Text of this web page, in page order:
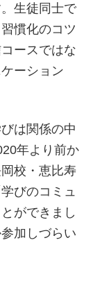
生徒同士で
慣化のコツ
ースではな
ーション
は関係の中
年より前か
校・恵比寿
びのコミュ
ができまし
加しづらい